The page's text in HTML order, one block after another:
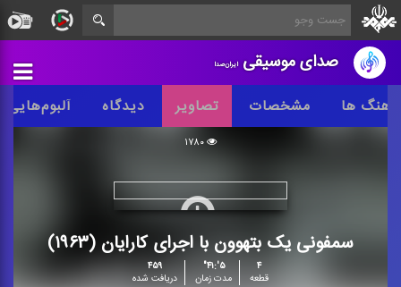
صدای موسیقیایران‌صدا
آهنگ ها مشخصات تصاویر دیدگاه
۱۷۸۰
سمفونی یک بتهوون با اجرای کارایان (۱۹۶۳)
۴
قطعه
۵':۴۱"
مدت زمان
۴۵۹
دریافت شده